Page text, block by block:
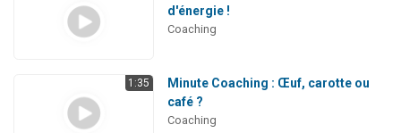
d'énergie !
Coaching
1:35
Minute Coaching : Œuf, carotte ou
café ?
Coaching